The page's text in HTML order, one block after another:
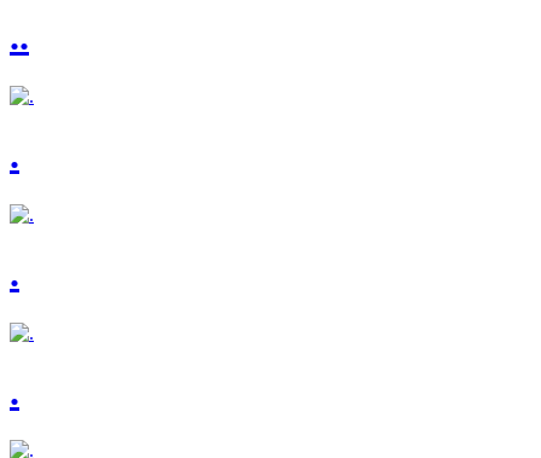
..
.
.
.